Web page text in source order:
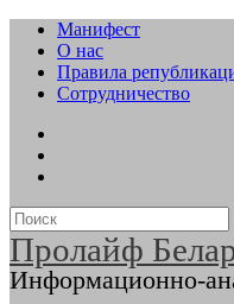
Манифест
О нас
Правила
Сотрудничество
Пролайф
Информационно-